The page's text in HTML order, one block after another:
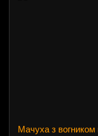
Мачуха з вогником